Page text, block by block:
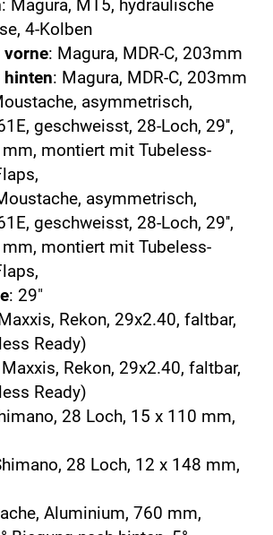
: Magura, MT5, hydraulische
4-Kolben
vorne: Magura, MDR-C, 203mm
hinten: Magura, MDR-C, 203mm
asymmetrisch,
geschweisst, 28-Loch, 29'',
montiert mit Tubeless-
asymmetrisch,
geschweisst, 28-Loch, 29'',
montiert mit Tubeless-
: 29"
Rekon, 29x2.40, faltbar,
Ready)
Rekon, 29x2.40, faltbar,
Ready)
28 Loch, 15 x 110 mm,
28 Loch, 12 x 148 mm,
Aluminium, 760 mm,